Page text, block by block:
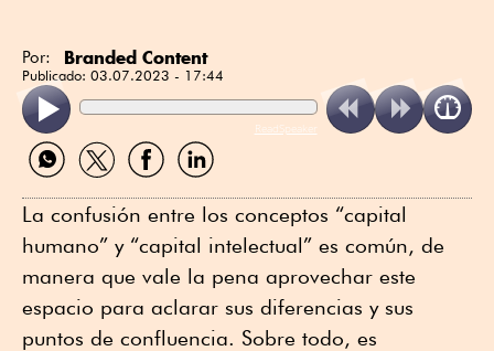
Por: Branded Content
Publicado: 03.07.2023 - 17:44
ReadSpeaker
Compartir
por
Compartir
por
Compartir
por
Compartir
por
La confusión entre los conceptos “capital
humano” y “capital intelectual” es común, de
manera que vale la pena aprovechar este
espacio para aclarar sus diferencias y sus
puntos de confluencia. Sobre todo, es